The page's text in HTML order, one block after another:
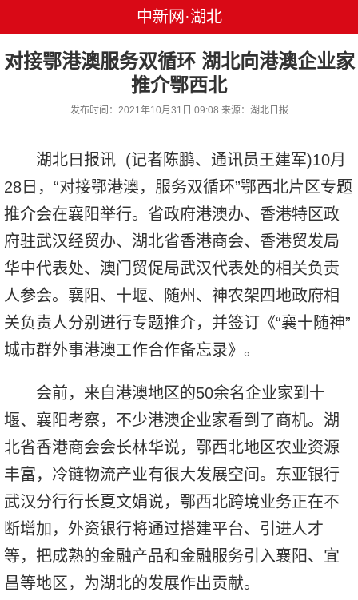
中新网·湖北
对接鄂港澳服务双循环 湖北向港澳企业家
推介鄂西北
发布时间：2021年10月31日 09:08 来源：湖北日报
湖北日报讯 (记者陈鹏、通讯员王建军)10月
28日，“对接鄂港澳，服务双循环”鄂西北片区专题
推介会在襄阳举行。省政府港澳办、香港特区政
府驻武汉经贸办、湖北省香港商会、香港贸发局
华中代表处、澳门贸促局武汉代表处的相关负责
人参会。襄阳、十堰、随州、神农架四地政府相
关负责人分别进行专题推介，并签订《“襄十随神”
城市群外事港澳工作合作备忘录》。
会前，来自港澳地区的50余名企业家到十
堰、襄阳考察，不少港澳企业家看到了商机。湖
北省香港商会会长林华说，鄂西北地区农业资源
丰富，冷链物流产业有很大发展空间。东亚银行
武汉分行行长夏文娟说，鄂西北跨境业务正在不
断增加，外资银行将通过搭建平台、引进人才
等，把成熟的金融产品和金融服务引入襄阳、宜
昌等地区，为湖北的发展作出贡献。